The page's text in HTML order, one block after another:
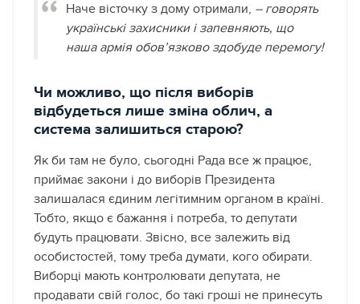
Наче вісточку з дому отримали, – говорять
українські захисники і запевняють, що
наша армія обов’язково здобуде перемогу!
Чи можливо, що після виборів
відбудеться лише зміна облич, а
система залишиться старою?
Як би там не було, сьогодні Рада все ж працює,
приймає закони і до виборів Президента
залишалася єдиним легітимним органом в країні.
Тобто, якщо є бажання і потреба, то депутати
будуть працювати. Звісно, все залежить від
особистостей, тому треба думати, кого обирати.
Виборці мають контролювати депутата, не
продавати свій голос, бо такі гроші не принесуть